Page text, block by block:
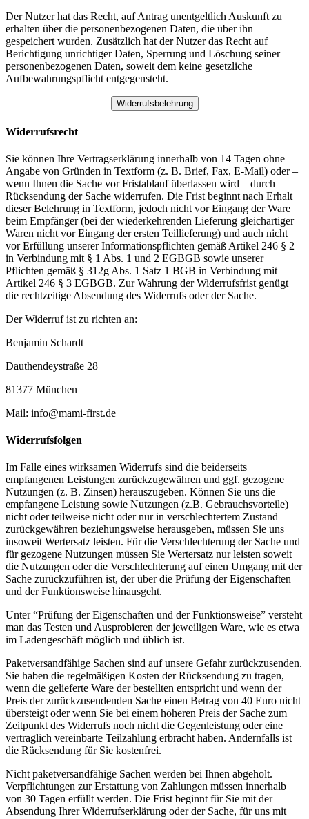
Der Nutzer hat das Recht, auf Antrag unentgeltlich Auskunft zu
erhalten über die personenbezogenen Daten, die über ihn
gespeichert wurden. Zusätzlich hat der Nutzer das Recht auf
Berichtigung unrichtiger Daten, Sperrung und Löschung seiner
personenbezogenen Daten, soweit dem keine gesetzliche
Aufbewahrungspflicht entgegensteht.
Widerrufsbelehrung
Widerrufsrecht
Sie können Ihre Vertragserklärung innerhalb von 14 Tagen ohne
Angabe von Gründen in Textform (z. B. Brief, Fax, E-Mail) oder –
wenn Ihnen die Sache vor Fristablauf überlassen wird – durch
Rücksendung der Sache widerrufen. Die Frist beginnt nach Erhalt
dieser Belehrung in Textform, jedoch nicht vor Eingang der Ware
beim Empfänger (bei der wiederkehrenden Lieferung gleichartiger
Waren nicht vor Eingang der ersten Teillieferung) und auch nicht
vor Erfüllung unserer Informationspflichten gemäß Artikel 246 § 2
in Verbindung mit § 1 Abs. 1 und 2 EGBGB sowie unserer
Pflichten gemäß § 312g Abs. 1 Satz 1 BGB in Verbindung mit
Artikel 246 § 3 EGBGB. Zur Wahrung der Widerrufsfrist genügt
die rechtzeitige Absendung des Widerrufs oder der Sache.
Der Widerruf ist zu richten an:
Benjamin Schardt
Dauthendeystraße 28
81377 München
Mail: info@mami-first.de
Widerrufsfolgen
Im Falle eines wirksamen Widerrufs sind die beiderseits
empfangenen Leistungen zurückzugewähren und ggf. gezogene
Nutzungen (z. B. Zinsen) herauszugeben. Können Sie uns die
empfangene Leistung sowie Nutzungen (z.B. Gebrauchsvorteile)
nicht oder teilweise nicht oder nur in verschlechtertem Zustand
zurückgewähren beziehungsweise herausgeben, müssen Sie uns
insoweit Wertersatz leisten. Für die Verschlechterung der Sache und
für gezogene Nutzungen müssen Sie Wertersatz nur leisten soweit
die Nutzungen oder die Verschlechterung auf einen Umgang mit der
Sache zurückzuführen ist, der über die Prüfung der Eigenschaften
und der Funktionsweise hinausgeht.
Unter “Prüfung der Eigenschaften und der Funktionsweise” versteht
man das Testen und Ausprobieren der jeweiligen Ware, wie es etwa
im Ladengeschäft möglich und üblich ist.
Paketversandfähige Sachen sind auf unsere Gefahr zurückzusenden.
Sie haben die regelmäßigen Kosten der Rücksendung zu tragen,
wenn die gelieferte Ware der bestellten entspricht und wenn der
Preis der zurückzusendenden Sache einen Betrag von 40 Euro nicht
übersteigt oder wenn Sie bei einem höheren Preis der Sache zum
Zeitpunkt des Widerrufs noch nicht die Gegenleistung oder eine
vertraglich vereinbarte Teilzahlung erbracht haben. Andernfalls ist
die Rücksendung für Sie kostenfrei.
Nicht paketversandfähige Sachen werden bei Ihnen abgeholt.
Verpflichtungen zur Erstattung von Zahlungen müssen innerhalb
von 30 Tagen erfüllt werden. Die Frist beginnt für Sie mit der
Absendung Ihrer Widerrufserklärung oder der Sache, für uns mit